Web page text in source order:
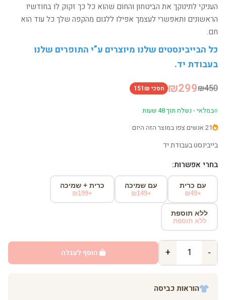
העניקי לתינוקך את הביטחון והחום שהוא כל כך זקוק לו בחודשיו
הראשונים ותאפשרי לעצמך אפילו ללגום מהקפה שלך כל עוד הוא
חם.
כל הבייבינסטים שלנו מיוצרים ע”י התופרים שלנו
בעבודת יד.
₪450
₪299 חסכי 151₪
במלאי - נשלח תוך 48 שעות
21 אנשים צפו במוצר הזה היום
בייבינסט בעבודת יד
בחרי אפשרות:
עם כרית
+₪49
עם שמיכה
+₪149
כרית + שמיכה
+₪199
ללא תוספת
ללא תוספת
-
+ הוסף לעגלה
הוראות כביסה